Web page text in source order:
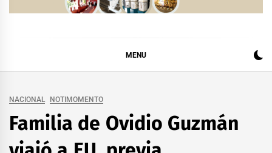
MENU
NACIONAL NOTIMOMENTO
Familia de Ovidio Guzmán